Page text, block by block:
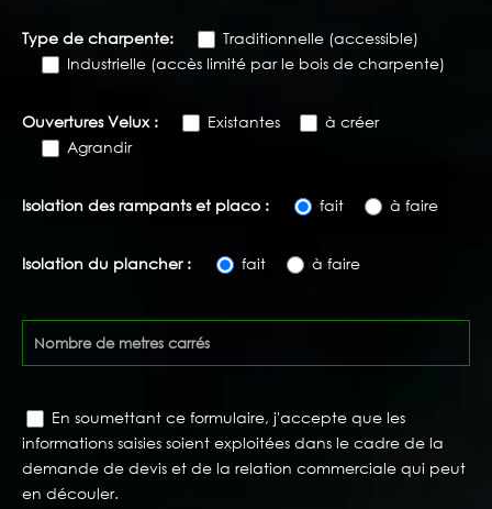
Type de charpente:
Traditionnelle (accessible)
Industrielle (accès limité par le bois de charpente)
Ouvertures Velux : Existantes
à créer
Agrandir
Isolation des rampants et placo : fait à faire
Isolation du plancher : fait à faire
En soumettant ce formulaire, j'accepte que les
informations saisies soient exploitées dans le cadre de la
demande de devis et de la relation commerciale qui peut
en découler.